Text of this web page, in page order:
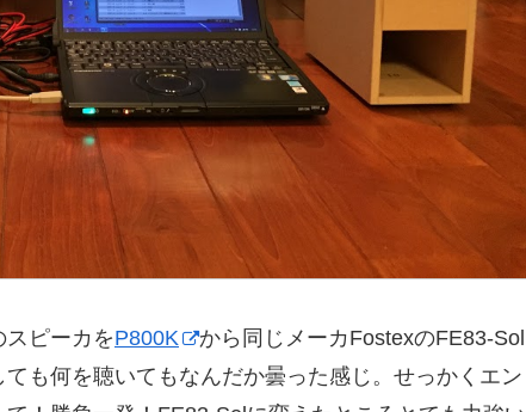
ピーカをP800K
から同じメーカFostexのFE83-Sol
も何を聴いてもなんだか曇った感じ。せっかくエン